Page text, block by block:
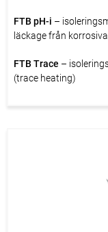
FTB pH-i –
läckage från
FTB Trace –
(trace heating)